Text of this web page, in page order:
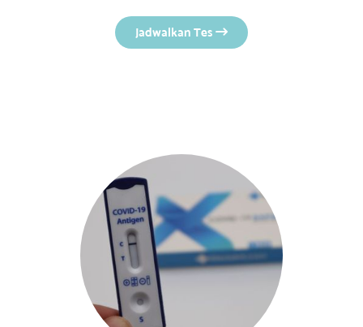
Jadwalkan Tes 